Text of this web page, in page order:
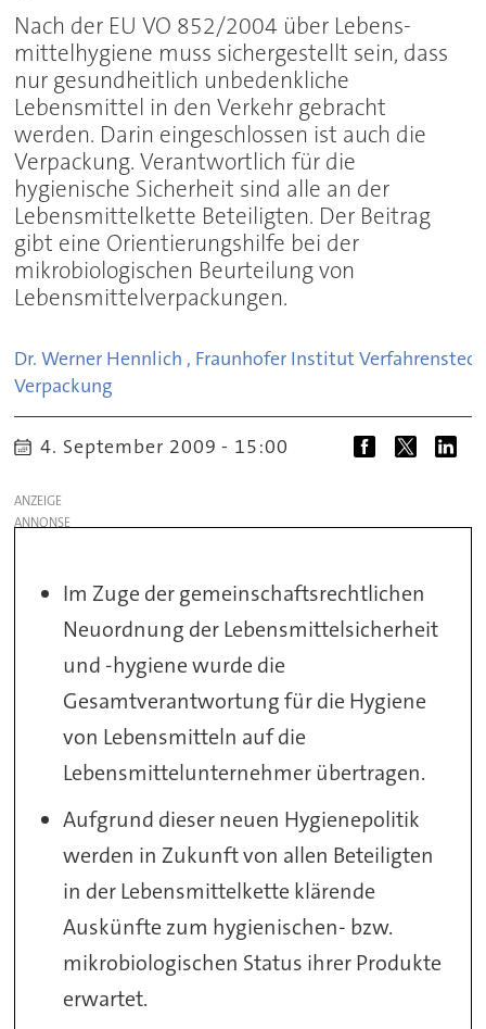
Nach der EU VO 852/2004 über Lebens-
mittelhygiene muss sichergestellt sein, dass
nur gesundheitlich unbedenkliche
Lebensmittel in den Verkehr gebracht
werden. Darin eingeschlossen ist auch die
Verpackung. Verantwortlich für die
hygienische Sicherheit sind alle an der
Lebensmittelkette Beteiligten. Der Beitrag
gibt eine Orientierungshilfe bei der
mikrobiologischen Beurteilung von
Lebensmittelverpackungen.
Dr. Werner Hennlich , Fraunhofer Institut
Verpackung
4. September 2009 - 15:00
ANZEIGE
Im Zuge der gemeinschaftsrechtlichen
Neuordnung der Lebensmittelsicherheit
und -hygiene wurde die
Gesamtverantwortung für die Hygiene
von Lebensmitteln auf die
Lebensmittelunternehmer übertragen.
Aufgrund dieser neuen Hygienepolitik
werden in Zukunft von allen Beteiligten
in der Lebensmittelkette klärende
Auskünfte zum hygienischen- bzw.
mikrobiologischen Status ihrer Produkte
erwartet.